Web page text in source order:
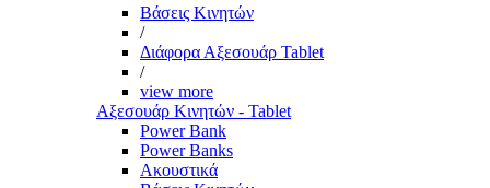
Βάσεις Κινητών
/
Διάφορα Αξεσουάρ Tablet
/
view more
Αξεσουάρ Κινητών - Tablet
Power Bank
Power Banks
Ακουστικά